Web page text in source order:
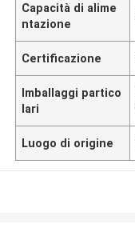
Capacità di alime
ntazione
Certificazione
Imballaggi partico
lari
Luogo di origine